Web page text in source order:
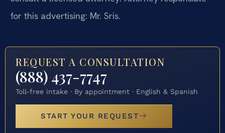
for this advertising: Mr. Sris.
REQUEST A CONSULTATION
(888) 437-7747
Toll-free intake · By appointment · English & Spanish
START YOUR REQUEST